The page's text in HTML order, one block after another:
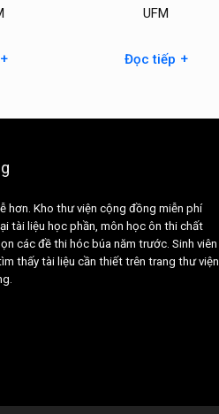
+
UFM
Đọc tiếp +
hơn. Kho thư viện cộng đồng miễn phí
tài liệu học phần, môn học ôn thi chất
các đề thi hóc búa năm trước. Sinh viên
thấy tài liệu cần thiết trên trang thư viện